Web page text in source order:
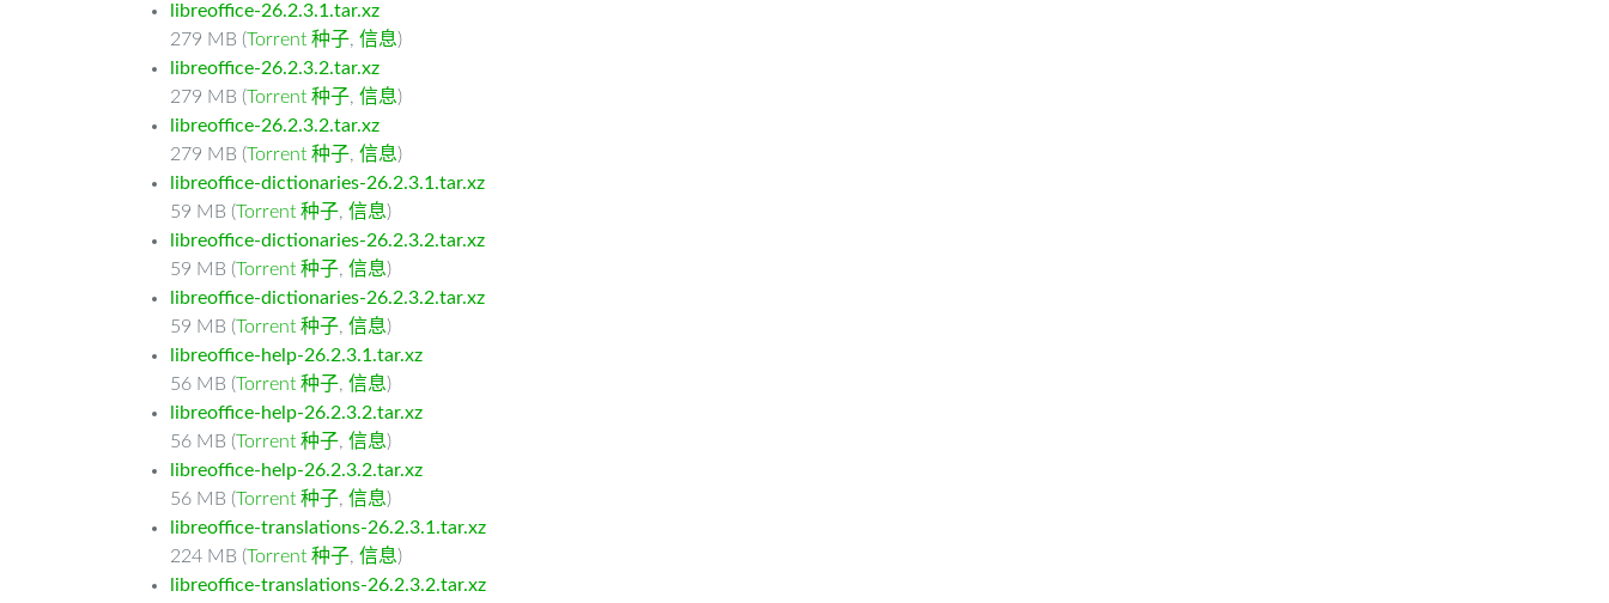
libreoffice-26.2.3.1.tar.xz
279 MB (Torrent 种子, 信息)
libreoffice-26.2.3.2.tar.xz
279 MB (Torrent 种子, 信息)
libreoffice-26.2.3.2.tar.xz
279 MB (Torrent 种子, 信息)
libreoffice-dictionaries-26.2.3.1.tar.xz
59 MB (Torrent 种子, 信息)
libreoffice-dictionaries-26.2.3.2.tar.xz
59 MB (Torrent 种子, 信息)
libreoffice-dictionaries-26.2.3.2.tar.xz
59 MB (Torrent 种子, 信息)
libreoffice-help-26.2.3.1.tar.xz
56 MB (Torrent 种子, 信息)
libreoffice-help-26.2.3.2.tar.xz
56 MB (Torrent 种子, 信息)
libreoffice-help-26.2.3.2.tar.xz
56 MB (Torrent 种子, 信息)
libreoffice-translations-26.2.3.1.tar.xz
224 MB (Torrent 种子, 信息)
libreoffice-translations-26.2.3.2.tar.xz